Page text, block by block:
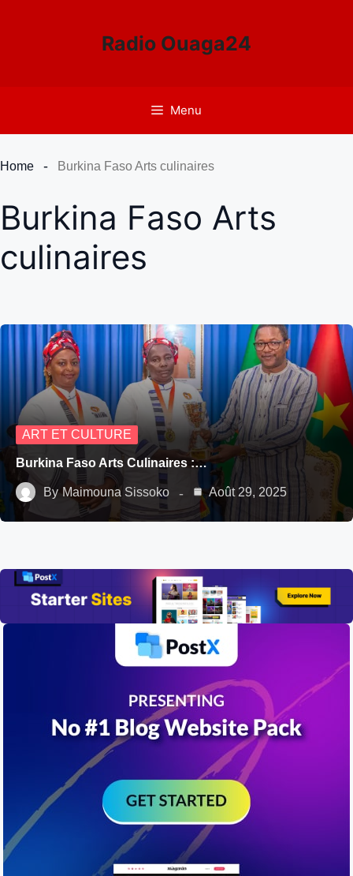
Radio Ouaga24
Menu
Home Burkina Faso Arts culinaires
Burkina Faso Arts
culinaires
ART ET CULTURE
Burkina Faso Arts Culinaires :…
By Maimouna Sissoko Août 29, 2025